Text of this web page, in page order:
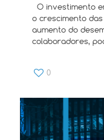
O investimento
o crescimento
aumento do
colaboradores,
0